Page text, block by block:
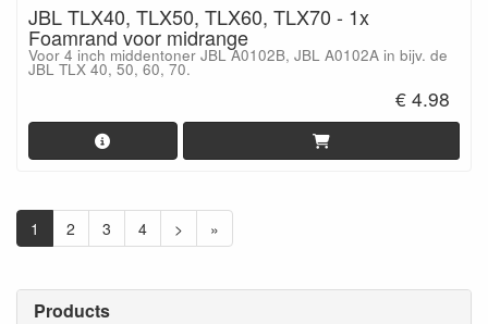
Products
JBL TLX40, TLX50, TLX60, TLX70 - 1x
Foamrand voor midrange
Voor 4 inch middentoner JBL A0102B, JBL A0102A in bijv. de
JBL TLX 40, 50, 60, 70.
€ 4.98
1 2 3 4 > »